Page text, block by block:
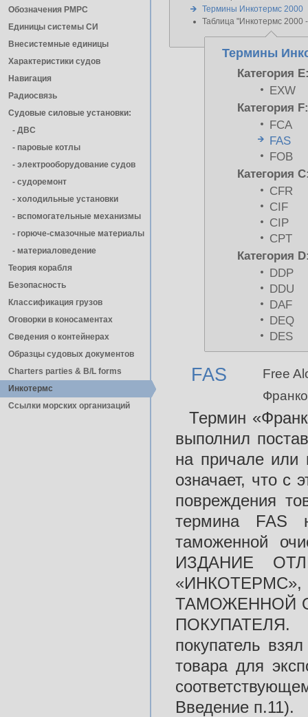
Обозначения РМРС
Единицы cистемы СИ
Внесистемные единицы
Характеристики судов
Навигация
Радиосвязь
Судовые силовые установки:
- ДВС
- паровые котлы
- электрооборудование судов
- cудоремонт
- холодильные установки
- вспомогательные механизмы
- горюче-смазочные материалы
- материаловедение
Теория корабля
Безопасность
Классификация грузов
Оговорки в коносаментах
Сведения о контейнерах
Образцы судовых документов
Charters parties & B/L forms
Инкотермс
Ссылки морских организаций
Термины Инкотермс 2000
Таблица "Инкотермс 2000
Термины
Категория
EXW
Категория
FCA
FAS
FOB
Категория
CFR
CIF
CIP
CPT
Категория
DDP
DDU
DAF
DEQ
DES
FAS
Free
Термин
выполнил
на причале или
означает, что с
повреждения
термина FAS
таможенной
ИЗДАНИЕ
ТАМОЖЕННОЙ
ПОКУПАТЕЛЯ.
покупатель
товара для
Введение п.11).